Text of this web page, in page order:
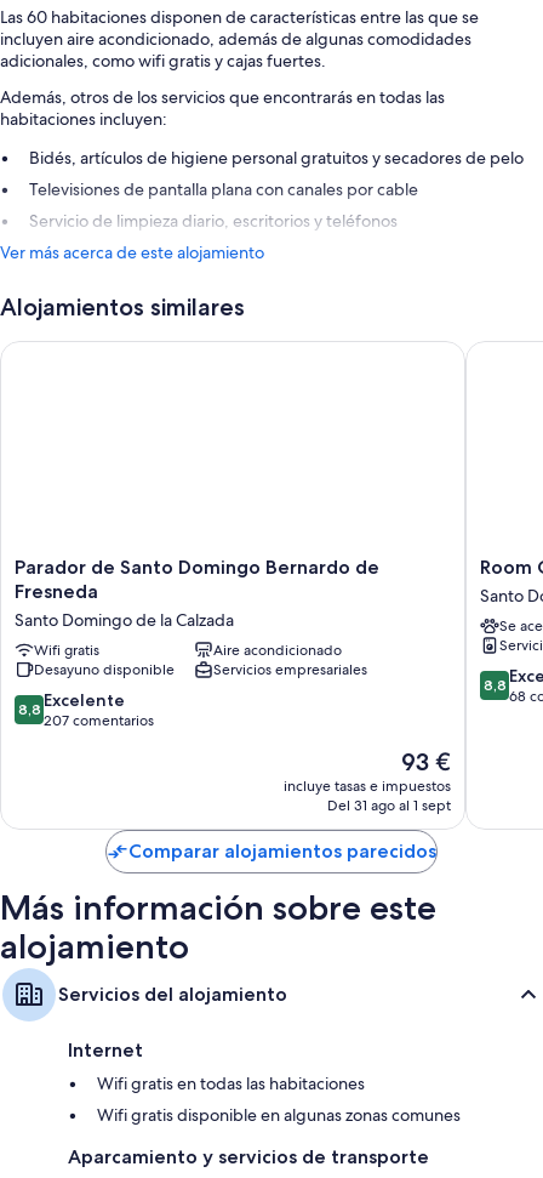
Las 60 habitaciones disponen de características entre las que se
incluyen aire acondicionado, además de algunas comodidades
adicionales, como wifi gratis y cajas fuertes.
Además, otros de los servicios que encontrarás en todas las
habitaciones incluyen:
Bidés, artículos de higiene personal gratuitos y secadores de pelo
Televisiones de pantalla plana con canales por cable
Servicio de limpieza diario, escritorios y teléfonos
Ver más acerca de este alojamiento
Alojamientos similares
Parador
de
Domingo
Bernardo
de
Fresneda
Santo
Parador de Santo Domingo Bernardo de
Fresneda
Santo Domingo de la Calzada
Wifi gratis
Aire acondicionado
Desayuno disponible
Servicios empresariales
8.8
sobre
8,8 Excelente
207 comentarios
El
precio
actual
de
93 €
93 €
incluye tasas e impuestos
Del 31 ago al 1 sept
Parador de Santo Domingo Bernardo de Fresneda
Room
Concept
Hostel
Santo
de
la
Room
Santo
Se
8.8
sobre
8,8
68
Room
Comparar alojamientos parecidos
Más información sobre este
alojamiento
Servicios del alojamiento
Internet
Wifi gratis en todas las habitaciones
Wifi gratis disponible en algunas zonas comunes
Aparcamiento y servicios de transporte